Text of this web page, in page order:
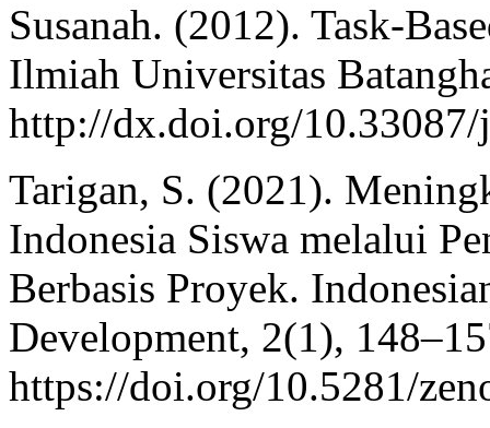
Susanah. (2012). Task-
Ilmiah Universitas
http://dx.doi.org/
Tarigan, S. (2021).
Indonesia Siswa melalui
Berbasis Proyek.
Development, 2(1),
https://doi.org/10.5281/